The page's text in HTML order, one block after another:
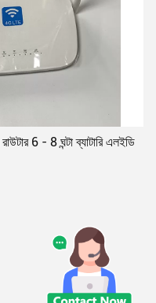
6 - 8 ঘন্টা ব্যাটারি এলইডি